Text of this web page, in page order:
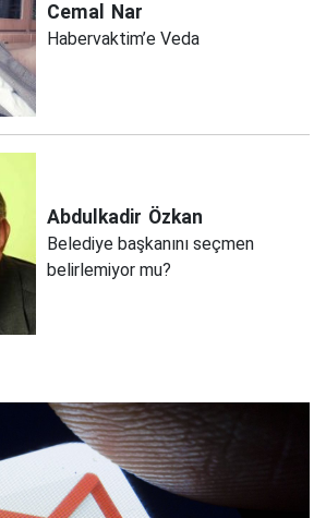
Cemal Nar
Habervaktim’e Veda
Abdulkadir Özkan
Belediye başkanını seçmen
belirlemiyor mu?